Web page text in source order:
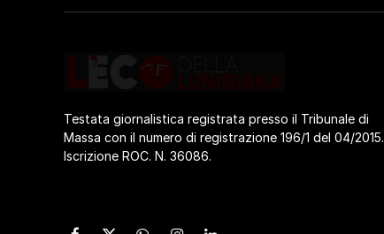
Testata giornalistica registrata presso il Tribunale di
Massa con il numero di registrazione 196/1 del 04/2015.
Iscrizione ROC. N. 36086.